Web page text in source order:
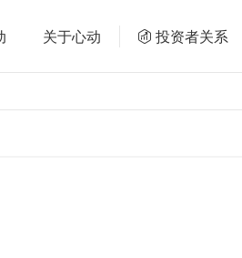
关于心动 投资者关系